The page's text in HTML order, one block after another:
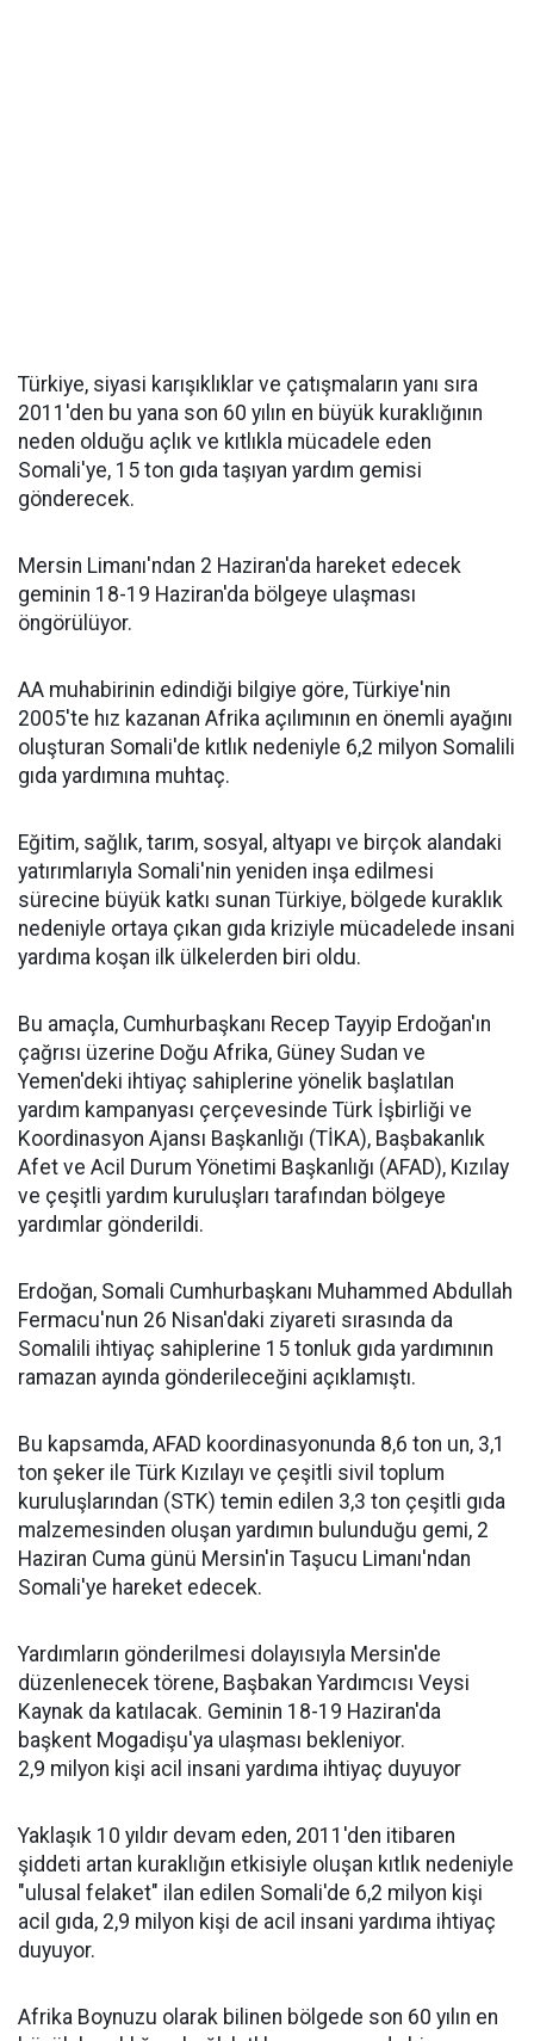
Türkiye, siyasi karışıklıklar ve çatışmaların yanı sıra
2011'den bu yana son 60 yılın en büyük kuraklığının
neden olduğu açlık ve kıtlıkla mücadele eden
Somali'ye, 15 ton gıda taşıyan yardım gemisi
gönderecek.
Mersin Limanı'ndan 2 Haziran'da hareket edecek
geminin 18-19 Haziran'da bölgeye ulaşması
öngörülüyor.
AA muhabirinin edindiği bilgiye göre, Türkiye'nin
2005'te hız kazanan Afrika açılımının en önemli ayağını
oluşturan Somali'de kıtlık nedeniyle 6,2 milyon Somalili
gıda yardımına muhtaç.
Eğitim, sağlık, tarım, sosyal, altyapı ve birçok alandaki
yatırımlarıyla Somali'nin yeniden inşa edilmesi
sürecine büyük katkı sunan Türkiye, bölgede kuraklık
nedeniyle ortaya çıkan gıda kriziyle mücadelede insani
yardıma koşan ilk ülkelerden biri oldu.
Bu amaçla, Cumhurbaşkanı Recep Tayyip Erdoğan'ın
çağrısı üzerine Doğu Afrika, Güney Sudan ve
Yemen'deki ihtiyaç sahiplerine yönelik başlatılan
yardım kampanyası çerçevesinde Türk İşbirliği ve
Koordinasyon Ajansı Başkanlığı (TİKA), Başbakanlık
Afet ve Acil Durum Yönetimi Başkanlığı (AFAD), Kızılay
ve çeşitli yardım kuruluşları tarafından bölgeye
yardımlar gönderildi.
Erdoğan, Somali Cumhurbaşkanı Muhammed Abdullah
Fermacu'nun 26 Nisan'daki ziyareti sırasında da
Somalili ihtiyaç sahiplerine 15 tonluk gıda yardımının
ramazan ayında gönderileceğini açıklamıştı.
Bu kapsamda, AFAD koordinasyonunda 8,6 ton un, 3,1
ton şeker ile Türk Kızılayı ve çeşitli sivil toplum
kuruluşlarından (STK) temin edilen 3,3 ton çeşitli gıda
malzemesinden oluşan yardımın bulunduğu gemi, 2
Haziran Cuma günü Mersin'in Taşucu Limanı'ndan
Somali'ye hareket edecek.
Yardımların gönderilmesi dolayısıyla Mersin'de
düzenlenecek törene, Başbakan Yardımcısı Veysi
Kaynak da katılacak. Geminin 18-19 Haziran'da
başkent Mogadişu'ya ulaşması bekleniyor.
2,9 milyon kişi acil insani yardıma ihtiyaç duyuyor
Yaklaşık 10 yıldır devam eden, 2011'den itibaren
şiddeti artan kuraklığın etkisiyle oluşan kıtlık nedeniyle
"ulusal felaket" ilan edilen Somali'de 6,2 milyon kişi
acil gıda, 2,9 milyon kişi de acil insani yardıma ihtiyaç
duyuyor.
Afrika Boynuzu olarak bilinen bölgede son 60 yılın en